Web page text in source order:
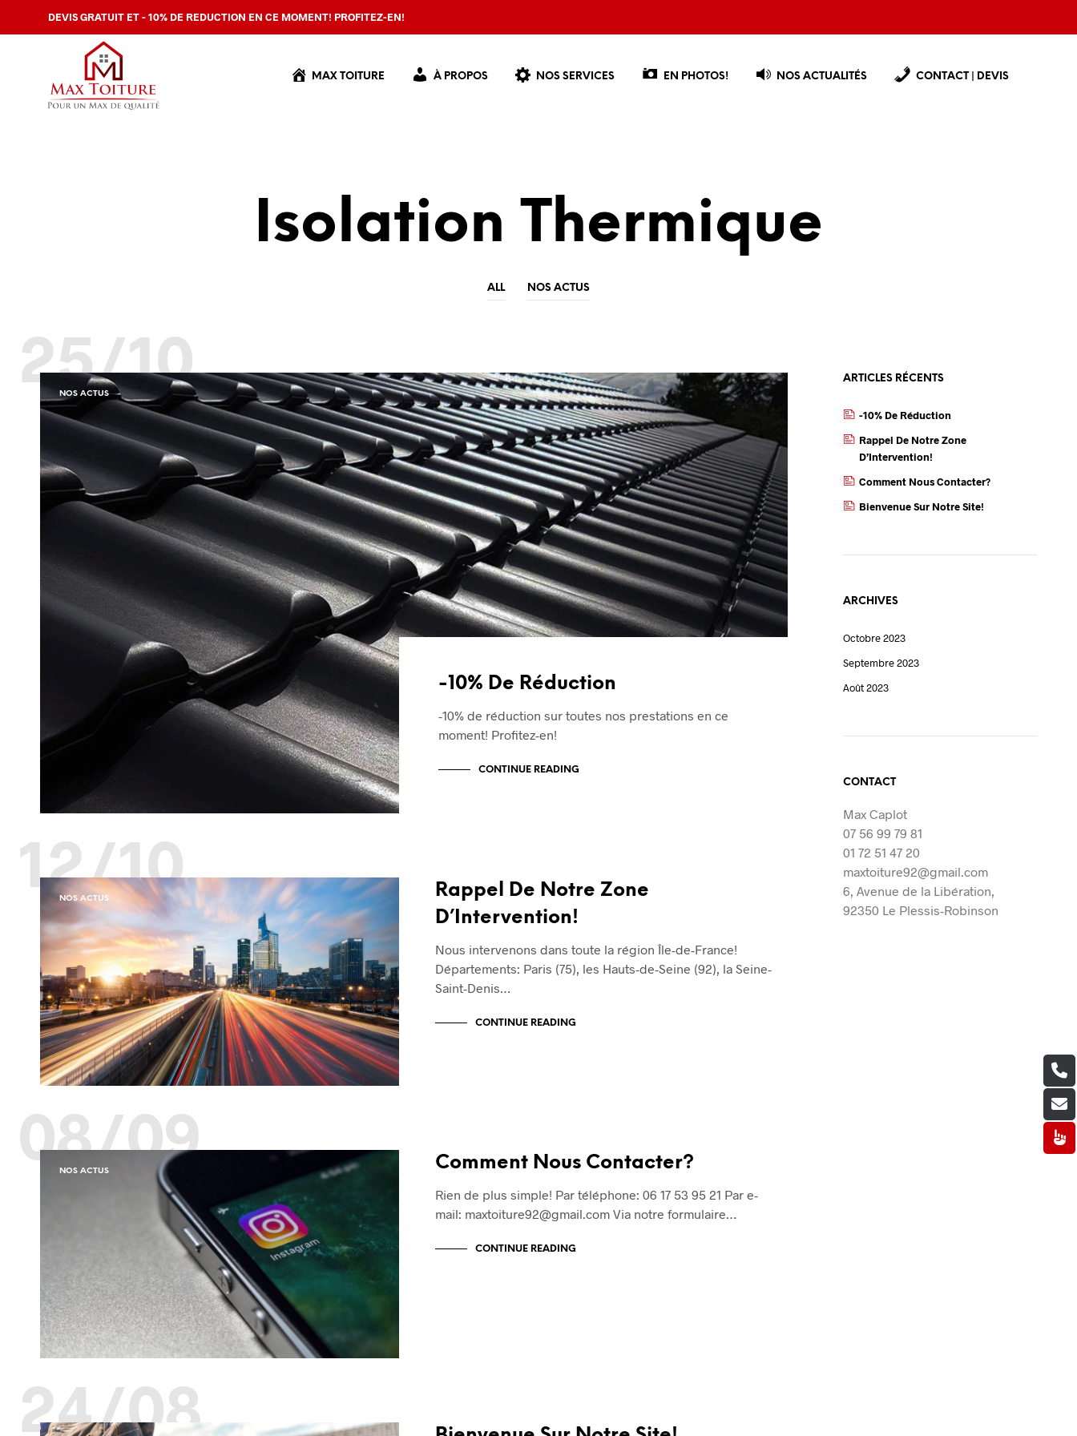
DEVIS GRATUIT ET - 10% DE REDUCTION EN CE MOMENT! PROFITEZ-EN!
MAX TOITURE À PROPOS NOS SERVICES EN PHOTOS! NOS ACTUALITÉS CONTACT | DEVIS
Isolation Thermique
ALL NOS ACTUS
25/10
NOS ACTUS
-10% De Réduction
-10% de réduction sur toutes nos prestations en ce
moment! Profitez-en!
CONTINUE READING
12/10
NOS ACTUS
Rappel De Notre Zone
D’Intervention!
Nous intervenons dans toute la région Île-de-France!
Départements: Paris (75), les Hauts-de-Seine (92), la Seine-
Saint-Denis…
CONTINUE READING
08/09
NOS ACTUS Comment Nous Contacter?
Rien de plus simple! Par téléphone: 06 17 53 95 21 Par e-
mail: maxtoiture92@gmail.com Via notre formulaire…
CONTINUE READING
24/08
ARTICLES RÉCENTS
-10% De Réduction
Rappel De Notre Zone
D’Intervention!
Comment Nous Contacter?
Bienvenue Sur Notre Site!
ARCHIVES
Octobre 2023
Septembre 2023
Août 2023
CONTACT
Max Caplot
07 56 99 79 81
01 72 51 47 20
maxtoiture92@gmail.com
6, Avenue de la Libération,
92350 Le Plessis-Robinson